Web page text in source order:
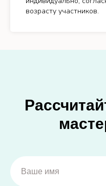
возрасту участников.